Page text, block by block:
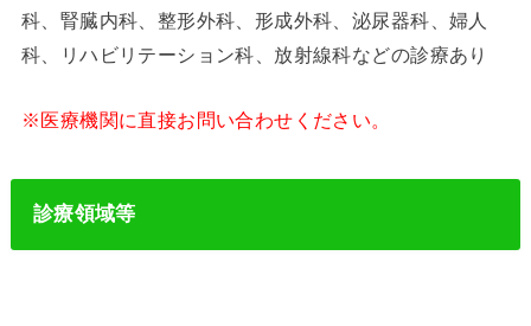
科、腎臓内科、整形外科、形成外科、泌尿器科、婦人
科、リハビリテーション科、放射線科などの診療あり
※医療機関に直接お問い合わせください。
診療領域等